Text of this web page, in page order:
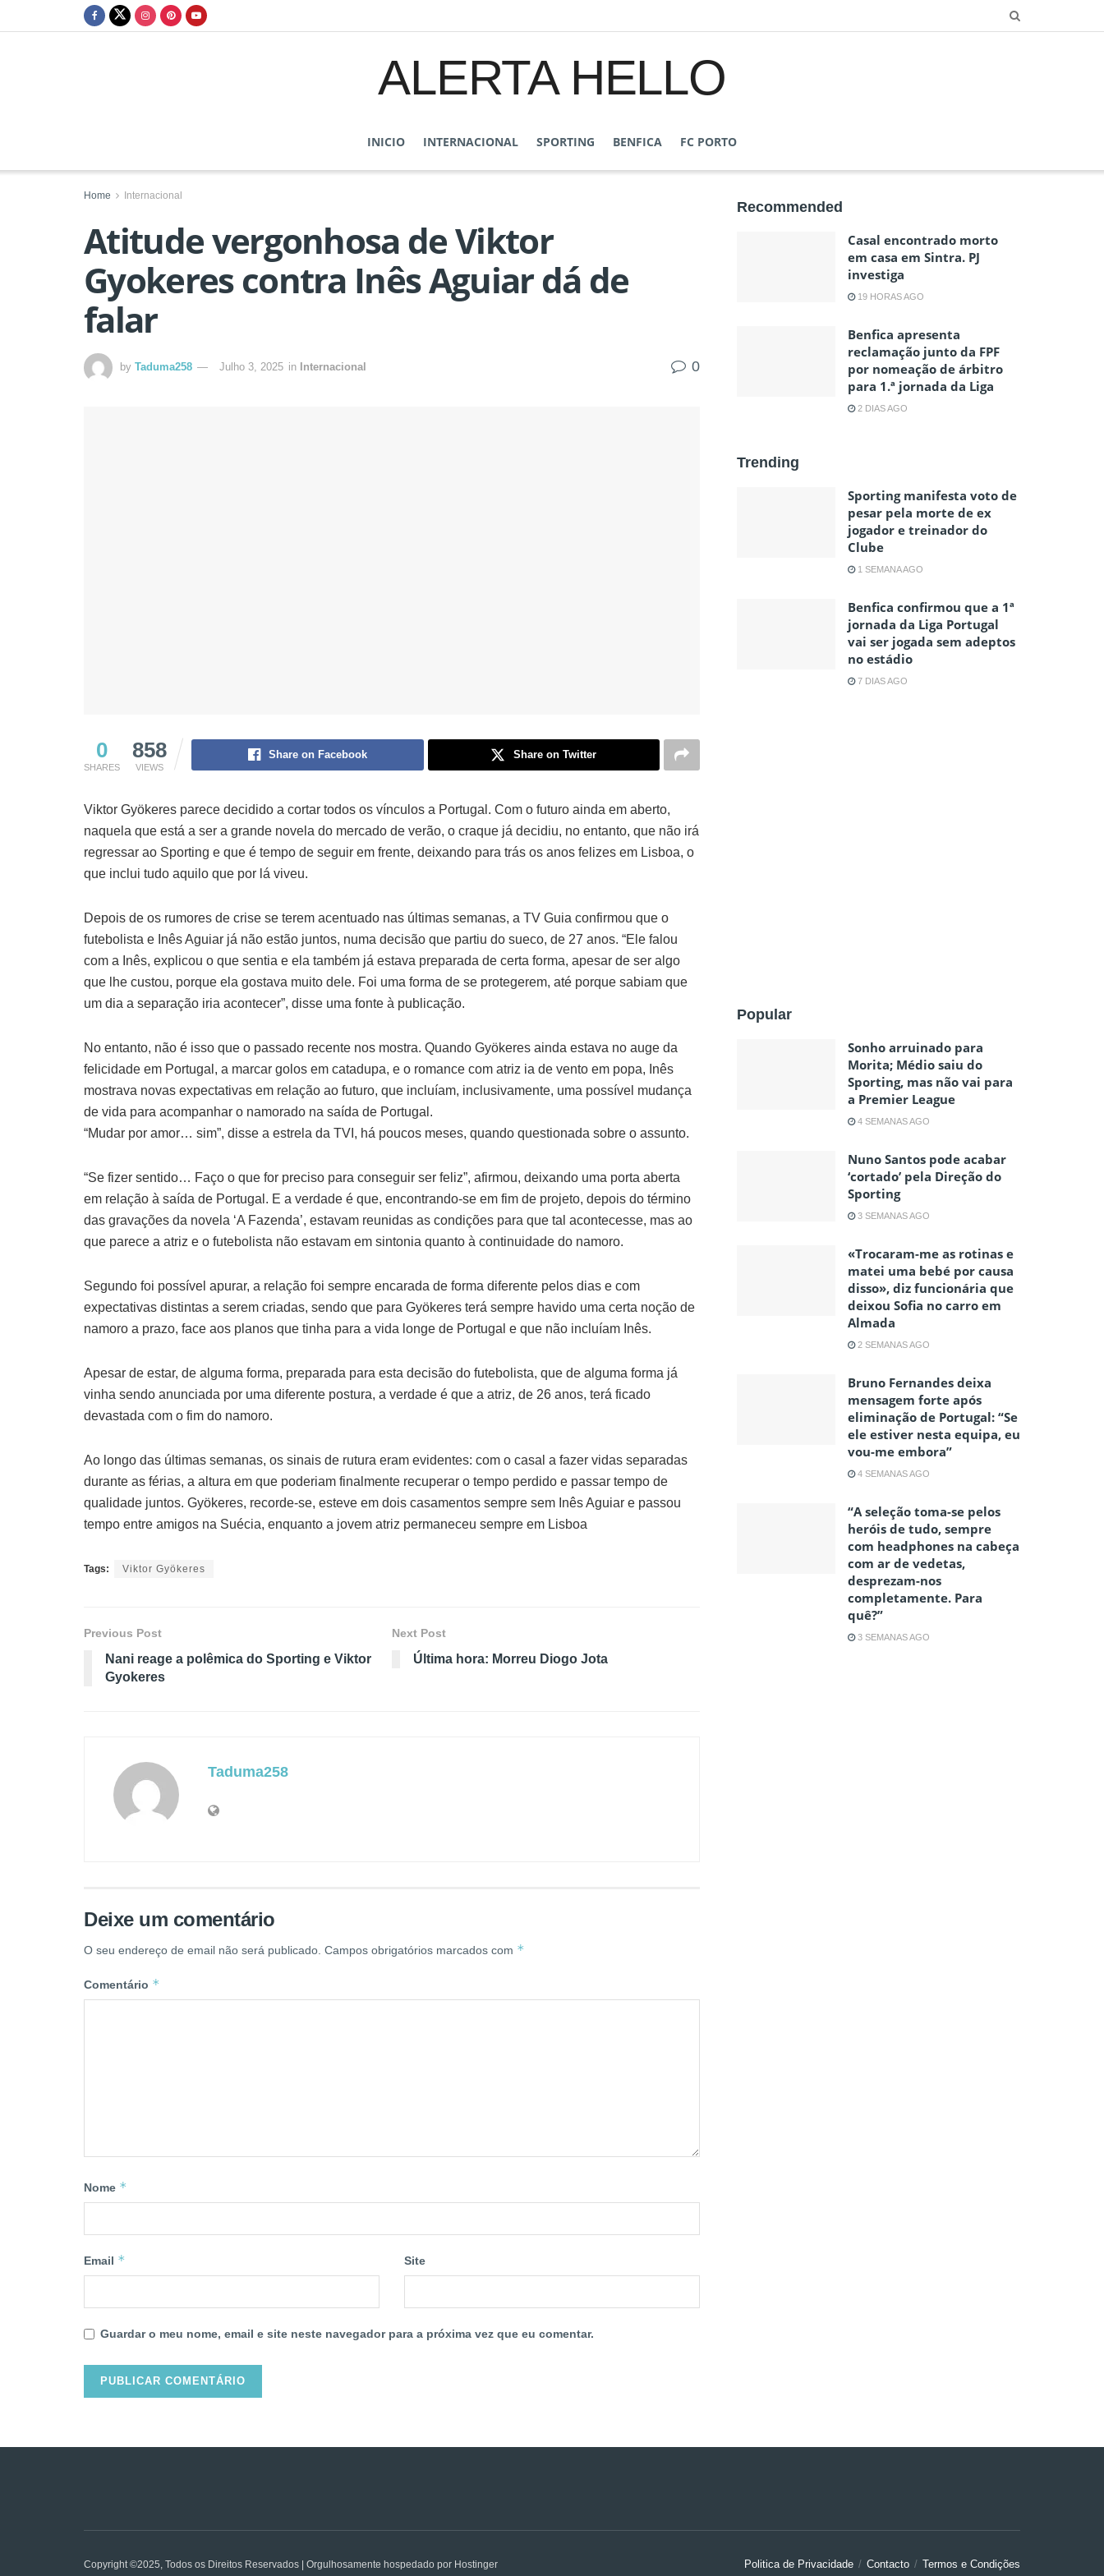
ALERTA HELLO
INICIO INTERNACIONAL SPORTING BENFICA FC PORTO
Home Internacional
Atitude vergonhosa de Viktor
Gyokeres contra Inês Aguiar dá de
falar
by Taduma258 Julho 3, 2025 in Internacional 0
0
SHARES
858
VIEWS
Share on Facebook Share on Twitter
Viktor Gyökeres parece decidido a cortar todos os vínculos a Portugal. Com o futuro ainda em aberto,
naquela que está a ser a grande novela do mercado de verão, o craque já decidiu, no entanto, que não irá
regressar ao Sporting e que é tempo de seguir em frente, deixando para trás os anos felizes em Lisboa, o
que inclui tudo aquilo que por lá viveu.
Depois de os rumores de crise se terem acentuado nas últimas semanas, a TV Guia confirmou que o
futebolista e Inês Aguiar já não estão juntos, numa decisão que partiu do sueco, de 27 anos. “Ele falou
com a Inês, explicou o que sentia e ela também já estava preparada de certa forma, apesar de ser algo
que lhe custou, porque ela gostava muito dele. Foi uma forma de se protegerem, até porque sabiam que
um dia a separação iria acontecer”, disse uma fonte à publicação.
No entanto, não é isso que o passado recente nos mostra. Quando Gyökeres ainda estava no auge da
felicidade em Portugal, a marcar golos em catadupa, e o romance com atriz ia de vento em popa, Inês
mostrava novas expectativas em relação ao futuro, que incluíam, inclusivamente, uma possível mudança
de vida para acompanhar o namorado na saída de Portugal.
“Mudar por amor… sim”, disse a estrela da TVI, há poucos meses, quando questionada sobre o assunto.
“Se fizer sentido… Faço o que for preciso para conseguir ser feliz”, afirmou, deixando uma porta aberta
em relação à saída de Portugal. E a verdade é que, encontrando-se em fim de projeto, depois do término
das gravações da novela ‘A Fazenda’, estavam reunidas as condições para que tal acontecesse, mas ao
que parece a atriz e o futebolista não estavam em sintonia quanto à continuidade do namoro.
Segundo foi possível apurar, a relação foi sempre encarada de forma diferente pelos dias e com
expectativas distintas a serem criadas, sendo que para Gyökeres terá sempre havido uma certa noção de
namoro a prazo, face aos planos que tinha para a vida longe de Portugal e que não incluíam Inês.
Apesar de estar, de alguma forma, preparada para esta decisão do futebolista, que de alguma forma já
vinha sendo anunciada por uma diferente postura, a verdade é que a atriz, de 26 anos, terá ficado
devastada com o fim do namoro.
Ao longo das últimas semanas, os sinais de rutura eram evidentes: com o casal a fazer vidas separadas
durante as férias, a altura em que poderiam finalmente recuperar o tempo perdido e passar tempo de
qualidade juntos. Gyökeres, recorde-se, esteve em dois casamentos sempre sem Inês Aguiar e passou
tempo entre amigos na Suécia, enquanto a jovem atriz permaneceu sempre em Lisboa
Tags: Viktor Gyökeres
Previous Post
Nani reage a polêmica do Sporting e Viktor
Gyokeres
Next Post
Última hora: Morreu Diogo Jota
Taduma258
Deixe um comentário
O seu endereço de email não será publicado. Campos obrigatórios marcados com *
Comentário *
Nome *
Email * Site
Guardar o meu nome, email e site neste navegador para a próxima vez que eu comentar.
Recommended
Casal encontrado morto
em casa em Sintra. PJ
investiga
19 HORAS AGO
Benfica apresenta
reclamação junto da FPF
por nomeação de árbitro
para 1.ª jornada da Liga
2 DIAS AGO
Trending
Sporting manifesta voto de
pesar pela morte de ex
jogador e treinador do
Clube
1 SEMANA AGO
Benfica confirmou que a 1ª
jornada da Liga Portugal
vai ser jogada sem adeptos
no estádio
7 DIAS AGO
Popular
Sonho arruinado para
Morita; Médio saiu do
Sporting, mas não vai para
a Premier League
4 SEMANAS AGO
Nuno Santos pode acabar
‘cortado’ pela Direção do
Sporting
3 SEMANAS AGO
«Trocaram-me as rotinas e
matei uma bebé por causa
disso», diz funcionária que
deixou Sofia no carro em
Almada
2 SEMANAS AGO
Bruno Fernandes deixa
mensagem forte após
eliminação de Portugal: “Se
ele estiver nesta equipa, eu
vou-me embora”
4 SEMANAS AGO
“A seleção toma-se pelos
heróis de tudo, sempre
com headphones na cabeça
com ar de vedetas,
desprezam-nos
completamente. Para
quê?”
3 SEMANAS AGO
Politica de Privacidade Contacto Termos e Condições
Copyright ©2025, Todos os Direitos Reservados | Orgulhosamente hospedado por Hostinger